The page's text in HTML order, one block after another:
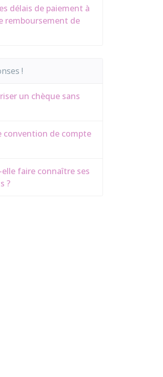
délais de paiement à
remboursement de
!
un chèque sans
convention de compte
faire connaître ses
?